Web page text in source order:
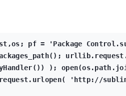
pf = 'Package
);
'http://